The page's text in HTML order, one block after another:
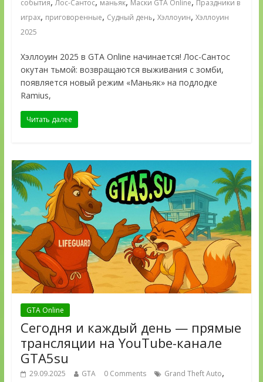
события Лос-Сантос маньяк Маски GTA Online
Праздники в
играх, приговоренные, Судный день, Хэллоуин, Хэллоуин
2025
Хэллоуин 2025 в GTA Online начинается! Лос-Сантос
окутан тьмой: возвращаются выживания с зомби,
появляется новый режим «Маньяк» на подлодке
Ramius,
Читать далее
GTA Online
Сегодня и каждый день — прямые
трансляции на YouTube-канале
GTA5su
29.09.2025 GTA 0 Comments Grand Theft Auto,